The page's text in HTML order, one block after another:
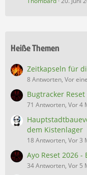
Heiße Themen
Zeitkapseln für
8 Antworten, Vor
Bugtracker Reset
71 Antworten, Vor 4
dem Kistenlager
18 Antworten, Vor 3
Ayo Reset 2026
34 Antworten, Vor 5